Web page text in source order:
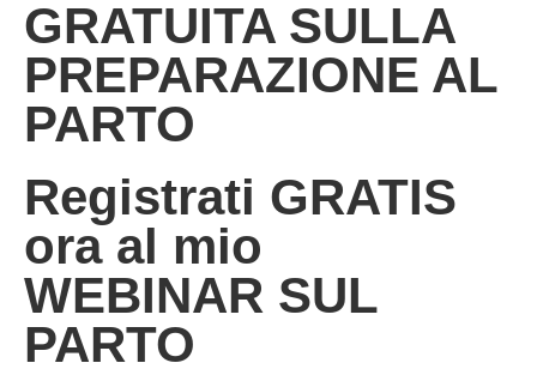
GRATUITA SULLA
PREPARAZIONE AL
PARTO
Registrati GRATIS
ora al mio
WEBINAR SUL
PARTO